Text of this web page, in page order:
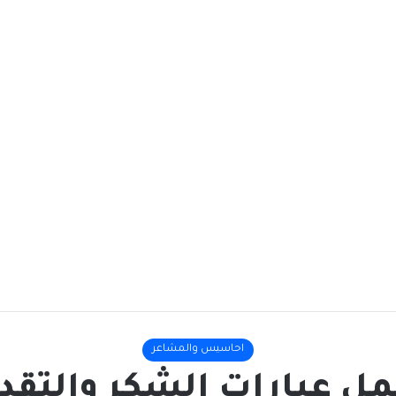
احاسيس والمشاعر